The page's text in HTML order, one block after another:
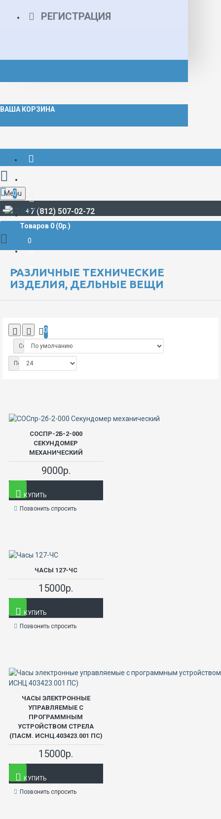
РЕГИСТРАЦИЯ
ВАША КОРЗИНА
+7 (812) 507-02-72
Menu
0
Товаров 0 (0р.)
0
РАЗЛИЧНЫЕ ТЕХНИЧЕСКИЕ ИЗДЕЛИЯ, ДЕЛЬНЫЕ ВЕЩИ
РАЗЛИЧНЫЕ ТЕХНИЧЕСКИЕ
ИЗДЕЛИЯ, ДЕЛЬНЫЕ ВЕЩИ
0
Сортировка:
Показать:
СОСПР-2Б-2-000
СЕКУНДОМЕР
МЕХАНИЧЕСКИЙ
9000р.
КУПИТЬ
Позвонить спросить
ЧАСЫ 127-ЧС
15000р.
КУПИТЬ
Позвонить спросить
ЧАСЫ ЭЛЕКТРОННЫЕ
УПРАВЛЯЕМЫЕ С
ПРОГРАММНЫМ
УСТРОЙСТВОМ СТРЕЛА
(ПАСМ. ИСНЦ.403423.001 ПС)
15000р.
КУПИТЬ
Позвонить спросить